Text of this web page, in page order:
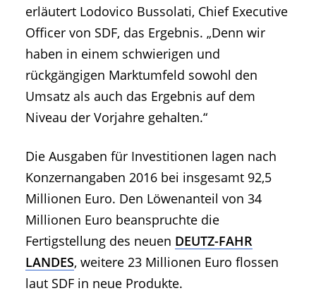
erläutert Lodovico Bussolati, Chief Executive
Officer von SDF, das Ergebnis. „Denn wir
haben in einem schwierigen und
rückgängigen Marktumfeld sowohl den
Umsatz als auch das Ergebnis auf dem
Niveau der Vorjahre gehalten.“
Die Ausgaben für Investitionen lagen nach
Konzernangaben 2016 bei insgesamt 92,5
Millionen Euro. Den Löwenanteil von 34
Millionen Euro beanspruchte die
Fertigstellung des neuen DEUTZ-FAHR
LANDES, weitere 23 Millionen Euro flossen
laut SDF in neue Produkte.